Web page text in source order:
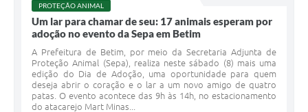
PROTEÇÃO ANIMAL
Um lar para chamar de seu: 17 animais esperam por
adoção no evento da Sepa em Betim
A Prefeitura de Betim, por meio da Secretaria Adjunta de
Proteção Animal (Sepa), realiza neste sábado (8) mais uma
edição do Dia de Adoção, uma oportunidade para quem
deseja abrir o coração e o lar a um novo amigo de quatro
patas. O evento acontece das 9h às 14h, no estacionamento
do atacarejo Mart Minas...